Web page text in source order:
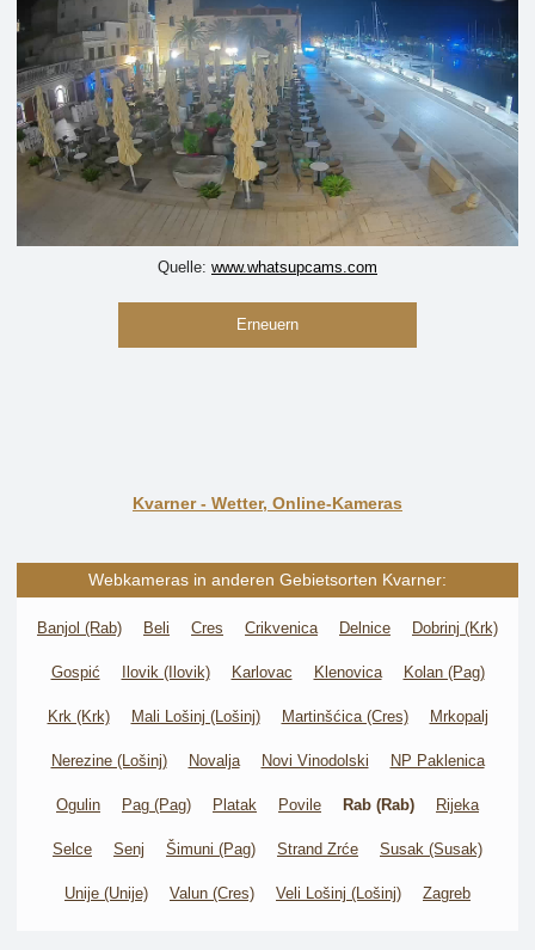
Quelle: www.whatsupcams.com
Erneuern
Kvarner - Wetter, Online-Kameras
Webkameras in anderen Gebietsorten Kvarner:
Banjol (Rab) Beli Cres Crikvenica Delnice Dobrinj (Krk)
Gospić Ilovik (Ilovik) Karlovac Klenovica Kolan (Pag)
Krk (Krk) Mali Lošinj (Lošinj) Martinšćica (Cres) Mrkopalj
Nerezine (Lošinj) Novalja Novi Vinodolski NP Paklenica
Ogulin Pag (Pag) Platak Povile Rab (Rab) Rijeka
Selce Senj Šimuni (Pag) Strand Zrće Susak (Susak)
Unije (Unije) Valun (Cres) Veli Lošinj (Lošinj) Zagreb